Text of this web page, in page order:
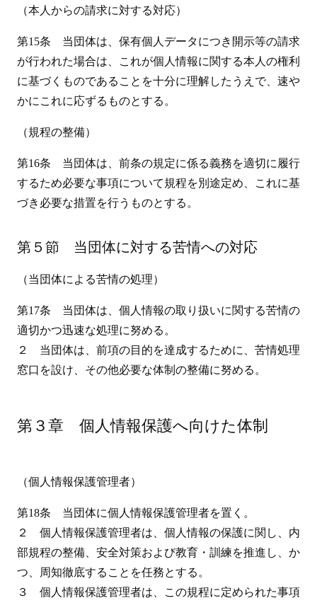
（本人からの請求に対する対応）
第15条 当団体は、保有個人データにつき開示等の請求
が行われた場合は、これが個人情報に関する本人の権利
に基づくものであることを十分に理解したうえで、速や
かにこれに応ずるものとする。
（規程の整備）
第16条 当団体は、前条の規定に係る義務を適切に履行
するため必要な事項について規程を別途定め、これに基
づき必要な措置を行うものとする。
第５節 当団体に対する苦情への対応
（当団体による苦情の処理）
第17条 当団体は、個人情報の取り扱いに関する苦情の
適切かつ迅速な処理に努める。
２ 当団体は、前項の目的を達成するために、苦情処理
窓口を設け、その他必要な体制の整備に努める。
第３章 個人情報保護へ向けた体制
（個人情報保護管理者）
第18条 当団体に個人情報保護管理者を置く。
２ 個人情報保護管理者は、個人情報の保護に関し、内
部規程の整備、安全対策および教育・訓練を推進し、か
つ、周知徹底することを任務とする。
３ 個人情報保護管理者は、この規程に定められた事項